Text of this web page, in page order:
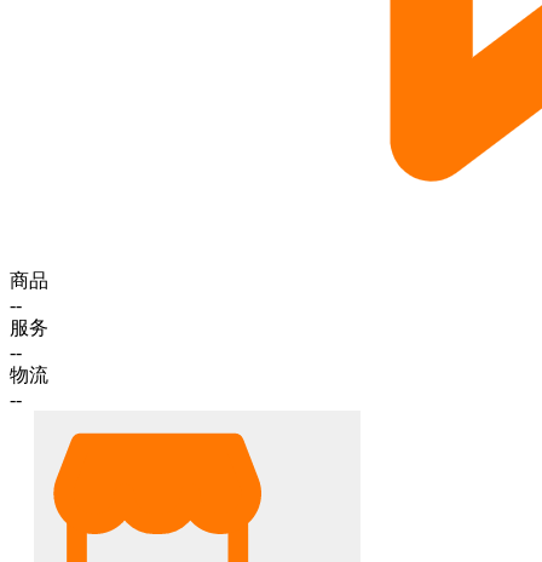
商品
--
服务
--
物流
--